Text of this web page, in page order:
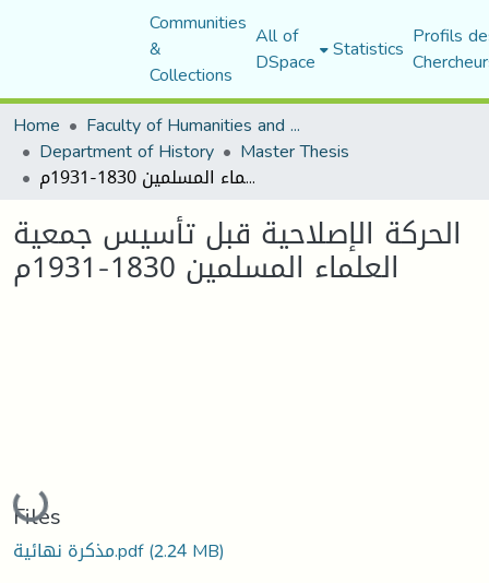
Communities
&
Collections
All of
DSpace Statistics Profils
Home
Faculty of Humanities and Social Sciences
Department of History Master Thesis
الحركة الإصلاحية قبل تأسيس جمعية العلماء المسلمين 1830-1931م
الحركة الإصلاحية قبل تأسيس جمعية
العلماء المسلمين 1830-1931م
Loading...
Files
مذكرة نهائية.pdf(2.24 MB)